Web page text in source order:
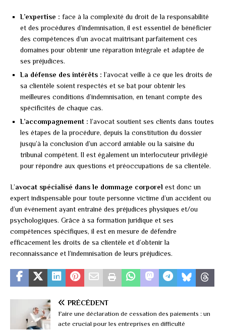
L’expertise : face à la complexité du droit de la responsabilité
et des procédures d’indemnisation, il est essentiel de bénéficier
des compétences d’un avocat maîtrisant parfaitement ces
domaines pour obtenir une réparation intégrale et adaptée de
ses préjudices.
La défense des intérêts : l’avocat veille à ce que les droits de
sa clientèle soient respectés et se bat pour obtenir les
meilleures conditions d’indemnisation, en tenant compte des
spécificités de chaque cas.
L’accompagnement : l’avocat soutient ses clients dans toutes
les étapes de la procédure, depuis la constitution du dossier
jusqu’à la conclusion d’un accord amiable ou la saisine du
tribunal compétent. Il est également un interlocuteur privilégié
pour répondre aux questions et préoccupations de sa clientèle.
L’avocat spécialisé dans le dommage corporel est donc un
expert indispensable pour toute personne victime d’un accident ou
d’un événement ayant entraîné des préjudices physiques et/ou
psychologiques. Grâce à sa formation juridique et ses
compétences spécifiques, il est en mesure de défendre
efficacement les droits de sa clientèle et d’obtenir la
reconnaissance et l’indemnisation de leurs préjudices.
PRÉCÉDENT
Faire une déclaration de cessation des paiements : un
acte crucial pour les entreprises en difficulté